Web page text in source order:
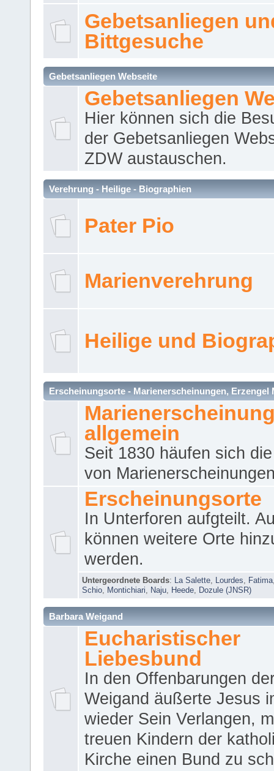
Gebetsanliegen
Bittgesuche
Gebetsanliegen Webseite
Gebetsanliegen
Hier können sich die
der Gebetsanliegen
ZDW austauschen.
Verehrung - Heilige - Biographien
Pater Pio
Marienverehrung
Heilige und
Erscheinungsorte - Marienerscheinungen, Erzengel
allgemein
Seit 1830 häufen sich
von
Erscheinungsorte
In Unterforen aufgteilt.
können weitere Orte
werden.
Untergeordnete Boards: La Salette Lourdes Fatima
Schio
Montichiari Naju Heede Dozule (JNSR)
Barbara Weigand
Eucharistischer
Liebesbund
In den Offenbarungen
Weigand äußerte Jesus
wieder Sein Verlangen,
treuen Kindern der
Kirche einen Bund zu